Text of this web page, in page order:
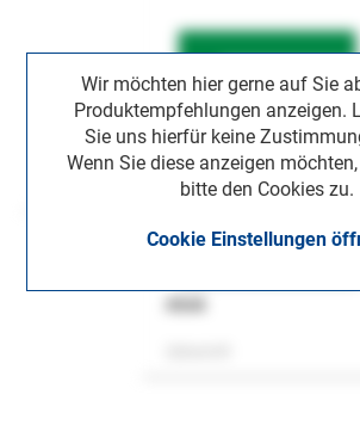
Wir möchten hier gerne auf Sie
Produktempfehlungen anzeigen.
Sie uns hierfür keine
Wenn Sie diese anzeigen
bitte den Cookies zu.
Cookie Einstellungen
ASok